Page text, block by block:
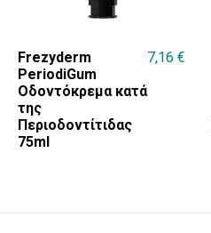
Frezyderm
PeriodiGum
Οδοντόκρεμα κατά
της
Περιοδοντίτιδας
75ml
7,16 €